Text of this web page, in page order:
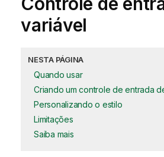
variável
NESTA PÁGINA
Quando usar
Criando um controle de entrada
Personalizando o estilo
Limitações
Saiba mais